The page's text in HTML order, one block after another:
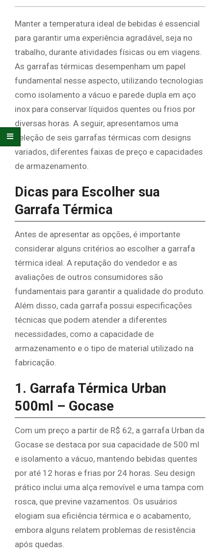
Manter a temperatura ideal de bebidas é essencial
para garantir uma experiência agradável, seja no
trabalho, durante atividades físicas ou em viagens.
As garrafas térmicas desempenham um papel
fundamental nesse aspecto, utilizando tecnologias
como isolamento a vácuo e parede dupla em aço
inox para conservar líquidos quentes ou frios por
diversas horas. A seguir, apresentamos uma
seleção de seis garrafas térmicas com designs
variados, diferentes faixas de preço e capacidades
de armazenamento.
Dicas para Escolher sua
Garrafa Térmica
Antes de apresentar as opções, é importante
considerar alguns critérios ao escolher a garrafa
térmica ideal. A reputação do vendedor e as
avaliações de outros consumidores são
fundamentais para garantir a qualidade do produto.
Além disso, cada garrafa possui especificações
técnicas que podem atender a diferentes
necessidades, como a capacidade de
armazenamento e o tipo de material utilizado na
fabricação.
1. Garrafa Térmica Urban
500ml – Gocase
Com um preço a partir de R$ 62, a garrafa Urban da
Gocase se destaca por sua capacidade de 500 ml
e isolamento a vácuo, mantendo bebidas quentes
por até 12 horas e frias por 24 horas. Seu design
prático inclui uma alça removível e uma tampa com
rosca, que previne vazamentos. Os usuários
elogiam sua eficiência térmica e o acabamento,
embora alguns relatem problemas de resistência
após quedas.